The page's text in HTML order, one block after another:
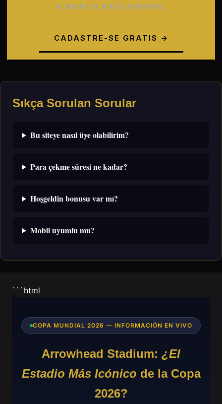
E BONUS EXCLUSIVOS.
CADASTRE-SE GRATIS →
Sıkça Sorulan Sorular
Bu siteye nasıl üye olabilirim?
Para çekme süresi ne kadar?
Hoşgeldin bonusu var mı?
Mobil uyumlu mu?
```html
COPA MUNDIAL 2026 — INFORMACIÓN EN VIVO
Arrowhead Stadium: ¿El
Estadio Más Icónico de la Copa
2026?